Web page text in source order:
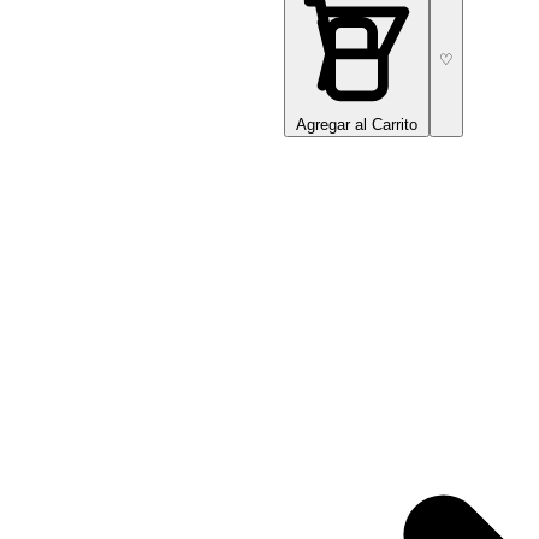
Agregar al Carrito
♡